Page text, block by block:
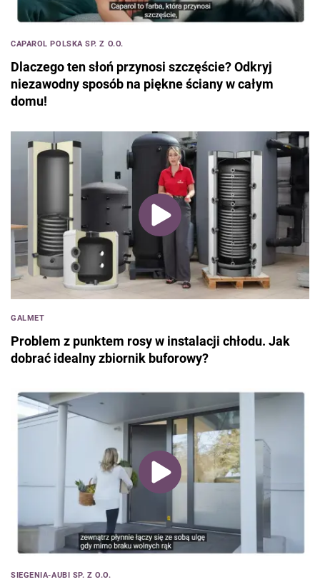
CAPAROL POLSKA SP. Z O.O.
Dlaczego ten słoń przynosi szczęście? Odkryj
niezawodny sposób na piękne ściany w całym
domu!
GALMET
Problem z punktem rosy w instalacji chłodu. Jak
dobrać idealny zbiornik buforowy?
SIEGENIA-AUBI SP. Z O.O.